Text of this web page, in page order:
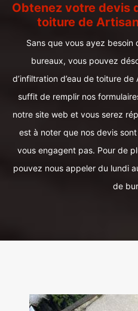
Obtenez votre devis
toiture de
Sans que vous ayez
bureaux, vous pouvez
d’infiltration d’eau de toiture
suffit de remplir nos
notre site web et vous serez
est à noter que nos devis
vous engagent pas. Pour de
pouvez nous appeler du lundi
de